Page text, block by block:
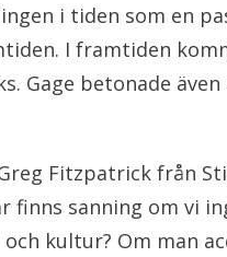
i tiden som en
I framtiden
Gage betonade
Fitzpatrick från
finns sanning om vi
kultur? Om man